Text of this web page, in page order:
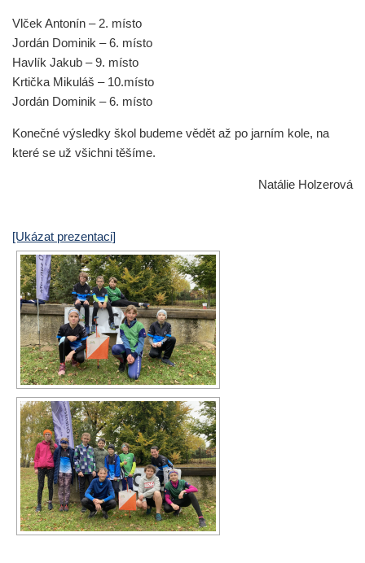
Vlček Antonín – 2. místo
Jordán Dominik – 6. místo
Havlík Jakub – 9. místo
Krtička Mikuláš – 10.místo
Jordán Dominik – 6. místo
Konečné výsledky škol budeme vědět až po jarním kole, na
které se už všichni těšíme.
Natálie Holzerová
[Ukázat prezentaci]